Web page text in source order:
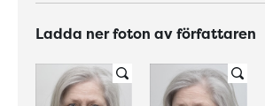
Ladda ner foton av författaren